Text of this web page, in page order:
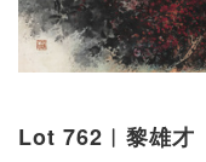
Lot 762︱黎雄才